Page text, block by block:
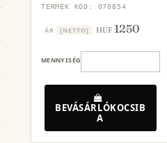
TERMÉK KÓD: 070854
ÁR [NETTO] HUF1250
MENNYISÉG
BEVÁSÁRLÓKOCSIB
A